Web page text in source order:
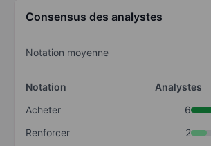
Consensus des analystes
Notation moyenne
Notation
Analystes
Acheter
6
Renforcer
2